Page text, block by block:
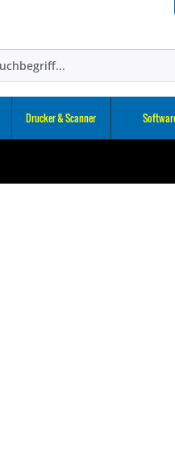
Drucker & Scanner